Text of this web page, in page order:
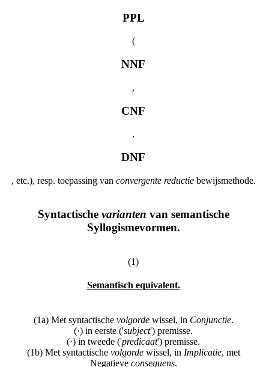
PPL
(
NNF
,
CNF
,
DNF
, etc.), resp. toepassing van convergente reductiebewijsmethode.
Syntactische varianten van semantische
Syllogismevormen.
(1)
Semantisch equivalent.
(1a) Met syntactische volgordewissel, in Conjunctie.
(·) in eerste ('subject') premisse.
(·) in tweede ('predicaat') premisse.
(1b) Met syntactische volgordewissel, in Implicatie, met
Negatieve consequens.